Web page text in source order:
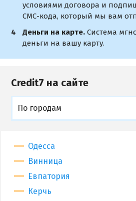
условиями договора и
СМС-кода, который мы вам
Деньги на карте. Система
деньги на вашу карту.
Credit7 на сайте
По городам
Одесса
Винница
Евпатория
Керчь